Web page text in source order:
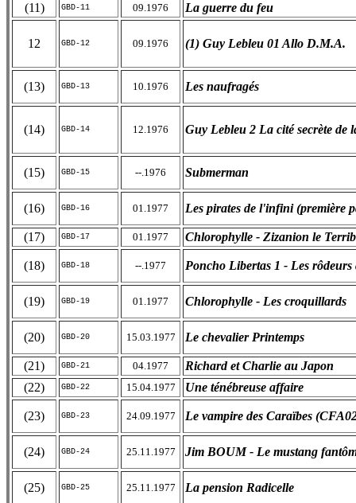
(11) GBD-11 09.1976 La guerre du feu
12 GBD-12 09.1976 (1) Guy Lebleu 01 Allo D.M.A.
(13) GBD-13 10.1976 Les naufragés
(14) GBD-14 12.1976 Guy Lebleu 2 La cité secrète de
(15) GBD-15 --.1976 Submerman
(16) GBD-16 01.1977 Les pirates de l'infini (première
(17) GBD-17 01.1977 Chlorophylle - Zizanion le
(18) GBD-18 --.1977 Poncho Libertas 1 - Les rôdeurs
(19) GBD-19 01.1977 Chlorophylle - Les croquillards
(20) GBD-20 15.03.1977 Le chevalier Printemps
(21) GBD-21 04.1977
Richard et Charlie au Japon
(22)
GBD-22 15.04.1977 Une ténébreuse affaire
(23) GBD-23 24.09.1977 Le vampire des Caraïbes
(24) GBD-24 25.11.1977 Jim BOUM - Le mustang
(25) GBD-25 25.11.1977 La pension Radicelle